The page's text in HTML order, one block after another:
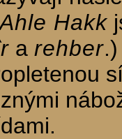
Ahle Hakk
a rehber